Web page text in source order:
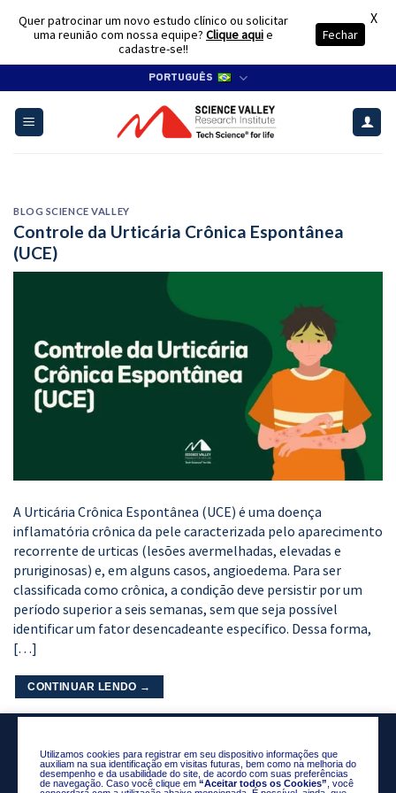
content
PORTUGUÊS
BLOG SCIENCE VALLEY
Controle da Urticária Crônica Espontânea
(UCE)
A Urticária Crônica Espontânea (UCE) é uma doença
inflamatória crônica da pele caracterizada pelo aparecimento
recorrente de urticas (lesões avermelhadas, elevadas e
pruriginosas) e, em alguns casos, angioedema. Para ser
classificada como crônica, a condição deve persistir por um
período superior a seis semanas, sem que seja possível
identificar um fator desencadeante específico. Dessa forma,
[…]
CONTINUAR LENDO →
Utilizamos cookies para registrar em seu dispositivo informações que
auxiliam na sua identificação em visitas futuras, bem como na melhoria do
desempenho e da usabilidade do site, de acordo com suas preferências
de navegação. Caso você clique em “Aceitar todos os Cookies” , você
Quer patrocinar um novo estudo clínico ou solicitar
uma reunião com nossa equipe? Clique aquie
cadastre-se!!
Fechar
X